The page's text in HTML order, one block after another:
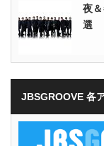
夜
選
JBSGROOVE 各